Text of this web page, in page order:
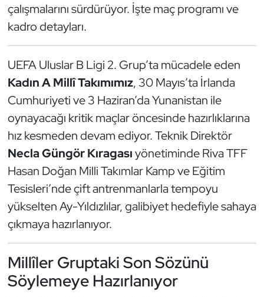
çalışmalarını sürdürüyor. İşte maç programı ve
kadro detayları.
UEFA Uluslar B Ligi 2. Grup’ta mücadele eden
Kadın A Millî Takımımız, 30 Mayıs’ta İrlanda
Cumhuriyeti ve 3 Haziran’da Yunanistan ile
oynayacağı kritik maçlar öncesinde hazırlıklarına
hız kesmeden devam ediyor. Teknik Direktör
Necla Güngör Kıragasıyönetiminde Riva TFF
Hasan Doğan Milli Takımlar Kamp ve Eğitim
Tesisleri’nde çift antrenmanlarla tempoyu
yükselten Ay-Yıldızlılar, galibiyet hedefiyle sahaya
çıkmaya hazırlanıyor.
Millîler Gruptaki Son Sözünü
Söylemeye Hazırlanıyor
Eskrim
Futbol
Genel
Golf
Güreş
Halter
Hava Sporları
Hentbol
İşitme Engelli Sporcular